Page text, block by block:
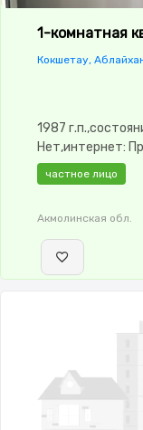
1-комнатная
Кокшетау,
1987
Нет,интернет:
частное лицо
Акмолинская обл.